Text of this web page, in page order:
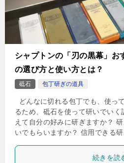
シャプトンの「刃の黒幕」お
の選び方と使い方とは？
砥石 包丁研ぎの道具
どんなに切れる包丁でも、使っ
るため、砥石を使って研いでい
えて自分の好みに研ぎますか？
いでもらいますか？ 信用できる
続きを読